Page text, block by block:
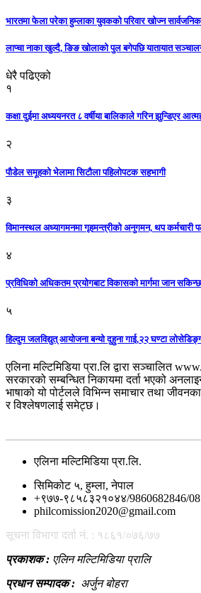
भारतमा फेला परेका हुम्लाका युवकको परिवार खोज्न
लाप्चा नाका खुल्दै, ङिङ खोलाको पुल बगेपछि यातायात
धेरै पढिएको
१
कक्षा दुईमा अध्ययनरत ८ वर्षीया बालिकाले गरिन झुन्डिएर
२
पौडेल समूहको भेलामा सिटौला पहिलोपटक सहभागी
३
विमानस्थल अध्यागमनमा गृहमन्त्रीको अनुगमन, थप कर्मचारी
४
प्रविधिको अधिकतम प्रयोगबाट विकासको मार्गमा जान
५
हिल्दुम जलविद्युत् आयोजना बन्यो दुहुना गाई,२२ घण्टा
एलिना मल्टिमिडिया प्रा.लि द्वारा सञ्चालित
सरकारको सम्बन्धित निकायमा दर्ता भएको
भाषाको यो पोर्टलले विभिन्न समाचार तथा
र विश्लेषणलाई समेट्छ।
एलिना मल्टिमिडिया प्रा.लि.
सिमिकोट ५, हुम्ला, नेपाल
+९७७-९८५८३२१०४४/9860682846/
philcomission2020@gmail.com
सूचना विभागा दर्ता नं. : १८६१/०७६/७७
प्रकाशक : एलिन मल्टिमिडिया प्रालि
प्रधान सम्पादक : अर्जुन बोहरा